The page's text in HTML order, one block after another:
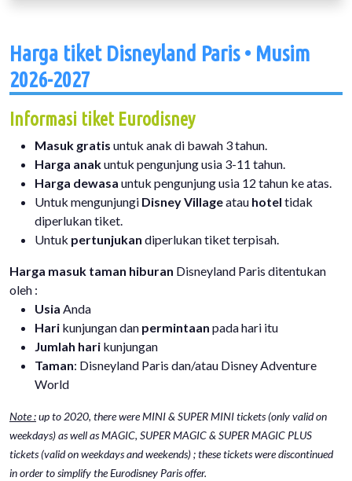
Harga tiket Disneyland Paris • Musim
2026-2027
Informasi tiket Eurodisney
Masuk gratis untuk anak di bawah 3 tahun.
Harga anakuntuk pengunjung usia 3-11 tahun.
Harga dewasa untuk pengunjung usia 12 tahun ke atas.
Untuk mengunjungi Disney Villageatau hotel tidak
diperlukan tiket.
Untuk pertunjukan diperlukan tiket terpisah.
Harga masuk taman hiburan Disneyland Paris ditentukan
oleh :
Usia Anda
Hari kunjungan dan permintaan pada hari itu
Jumlah hari kunjungan
Taman: Disneyland Paris dan/atau Disney Adventure
World
Note :up to 2020, there were MINI & SUPER MINI tickets (only valid on
weekdays) as well as MAGIC, SUPER MAGIC & SUPER MAGIC PLUS
tickets (valid on weekdays and weekends) ; these tickets were discontinued
in order to simplify the Eurodisney Paris offer.